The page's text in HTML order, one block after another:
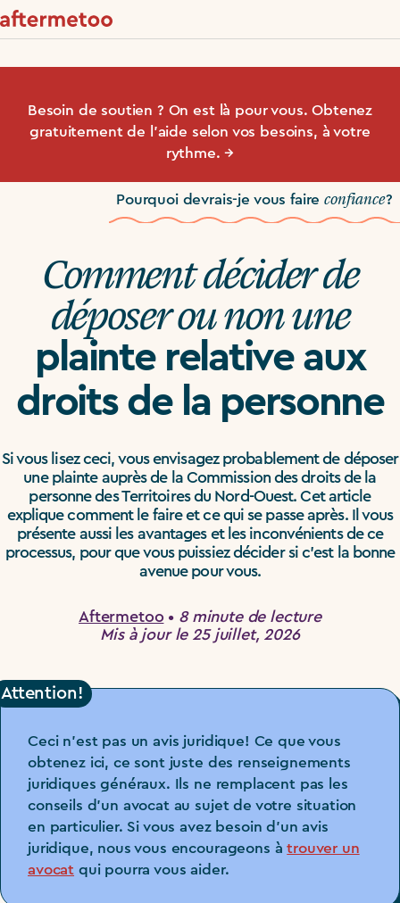
Besoin de soutien ? On est là pour vous. Obtenez
gratuitement de l’aide selon vos besoins, à votre
rythme. →
Pourquoi devrais-je vous faireconfiance?
Comment décider de
déposer ou non une
plainte relative aux
droits de la personne
Si vous lisez ceci, vous envisagez probablement de déposer
une plainte auprès de la Commission des droits de la
personne des Territoires du Nord-Ouest. Cet article
explique comment le faire et ce qui se passe après. Il vous
présente aussi les avantages et les inconvénients de ce
processus, pour que vous puissiez décider si c'est la bonne
avenue pour vous.
Aftermetoo • 8 minute de lecture
Mis à jour le 25 juillet, 2026
Attention!
Ceci n’est pas un avis juridique! Ce que vous
obtenez ici, ce sont juste des renseignements
juridiques généraux. Ils ne remplacent pas les
conseils d’un avocat au sujet de votre situation
en particulier. Si vous avez besoin d’un avis
juridique, nous vous encourageons àtrouver un
avocat qui pourra vous aider.